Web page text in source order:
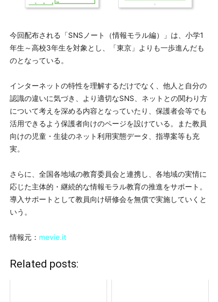
今回配布される「SNSノート（情報モラル編）」は、小学1
年生～高校3年生を対象とし、「東京」よりも一歩進んだも
のとなっている。
インターネットの特性を理解するだけでなく、他人と自分の
認識の違いに気づき、より適切なSNS、ネットとの関わり方
について考えを深める内容となっていたり、保護者会等でも
活用できるよう保護者向けのページを設けている。また教員
向けの児童・生徒のネット利用実態データ、指導案等も充
実。
さらに、全国各地域の教育委員会と連携し、各地域の実情に
応じた主体的・継続的な情報モラル教育の推進をサポート。
導入サポートとして教員向け研修会を無償で実施していくと
いう。
情報元： mevie.it
Related posts: